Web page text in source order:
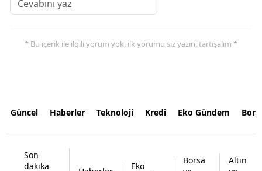
* Bu içerik ile ilgili yorum yok, ilk yorumu siz yazın, tartışalım *
Güncel Haberler Teknoloji Kredi Eko Gündem
Son
dakika
Eko
Borsa
Altın